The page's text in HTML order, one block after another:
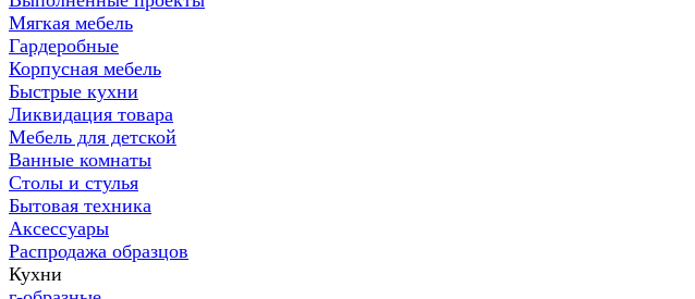
Мягкая мебель
Гардеробные
Корпусная мебель
Быстрые кухни
Ликвидация товара
Мебель для детской
Ванные комнаты
Столы и стулья
Бытовая техника
Аксессуары
Распродажа образцов
Кухни